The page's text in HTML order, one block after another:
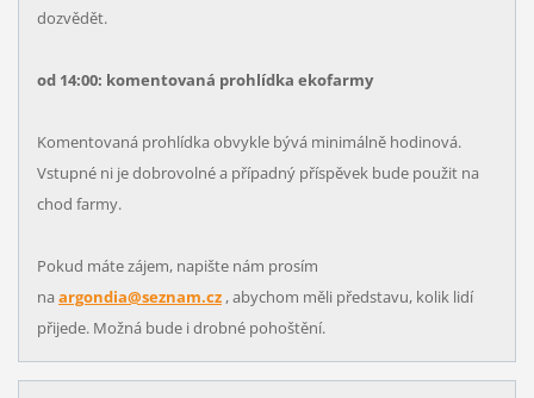
dozvědět.
od 14:00: komentovaná prohlídka ekofarmy
Komentovaná prohlídka obvykle bývá minimálně hodinová.
Vstupné ni je dobrovolné a případný příspěvek bude použit na
chod farmy.
Pokud máte zájem, napište nám prosím
na argondia@seznam.cz, abychom měli představu, kolik lidí
přijede. Možná bude i drobné pohoštění.